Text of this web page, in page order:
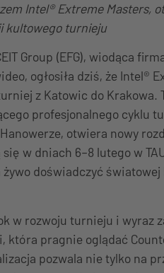
Intel® Extreme Masters,
kultowego turnieju
Group (EFG), wiodąca
ogłosiła dziś, że Intel®
z Katowic do Krakowa.
profesjonalnego cyklu
otwiera nowy
w dniach 6–8 lutego w
doświadczyć
w rozwoju turnieju i wyraz
która pragnie oglądać
pozwala nie tylko na